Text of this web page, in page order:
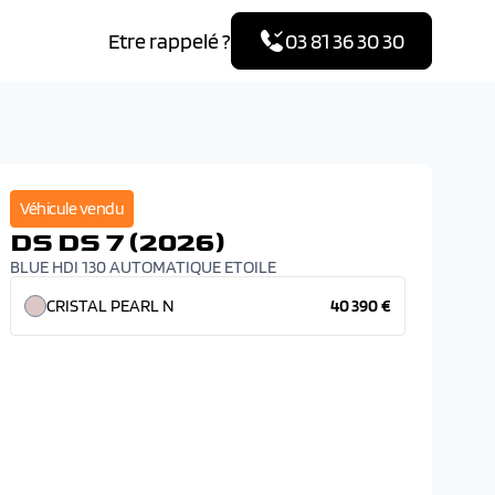
Etre rappelé ? 03 81 36 30 30
Véhicule vendu
DS DS 7 (2026)
BLUE HDI 130 AUTOMATIQUE ETOILE
CRISTAL PEARL N
40 390 €